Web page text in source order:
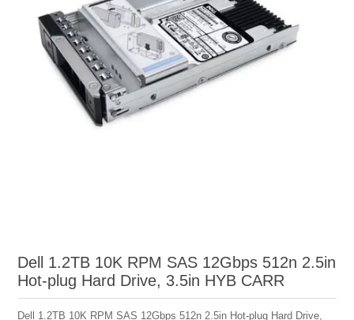
Dell 1.2TB 10K RPM SAS 12Gbps 512n 2.5in
Hot-plug Hard Drive, 3.5in HYB CARR
Dell 1.2TB 10K RPM SAS 12Gbps 512n 2.5in Hot-plug Hard Drive,